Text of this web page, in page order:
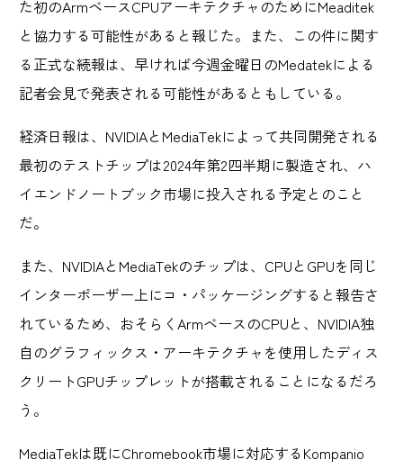
た初のArmベースCPUアーキテクチャのためにMeaditek
と協力する可能性があると報じた。また、この件に関す
る正式な続報は、早ければ今週金曜日のMedatekによる
記者会見で発表される可能性があるともしている。
経済日報は、NVIDIAとMediaTekによって共同開発される
最初のテストチップは2024年第2四半期に製造され、ハ
イエンドノートブック市場に投入される予定とのこと
だ。
また、NVIDIAとMediaTekのチップは、CPUとGPUを同じ
インターポーザー上にコ・パッケージングすると報告さ
れているため、おそらくArmベースのCPUと、NVIDIA独
自のグラフィックス・アーキテクチャを使用したディス
クリートGPUチップレットが搭載されることになるだろ
う。
MediaTekは既にChromebook市場に対応するKompanio